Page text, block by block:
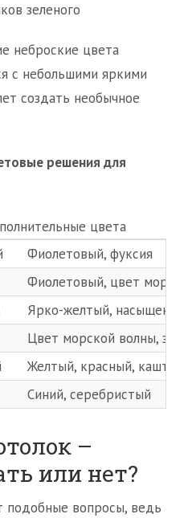
зеленого
неброские цвета
с небольшими яркими
создать необычное
решения для
цвета
Фиолетовый, фуксия
Фиолетовый, цвет
Ярко-желтый,
Цвет морской волны,
Желтый, красный,
Синий, серебристый
–
или нет?
подобные вопросы, ведь